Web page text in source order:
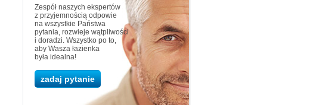
Zespół naszych ekspertów
z przyjemnością odpowie
na wszystkie Państwa
pytania, rozwieje wątpliwości
i doradzi. Wszystko po to,
aby Wasza łazienka
była idealna!
zadaj pytanie